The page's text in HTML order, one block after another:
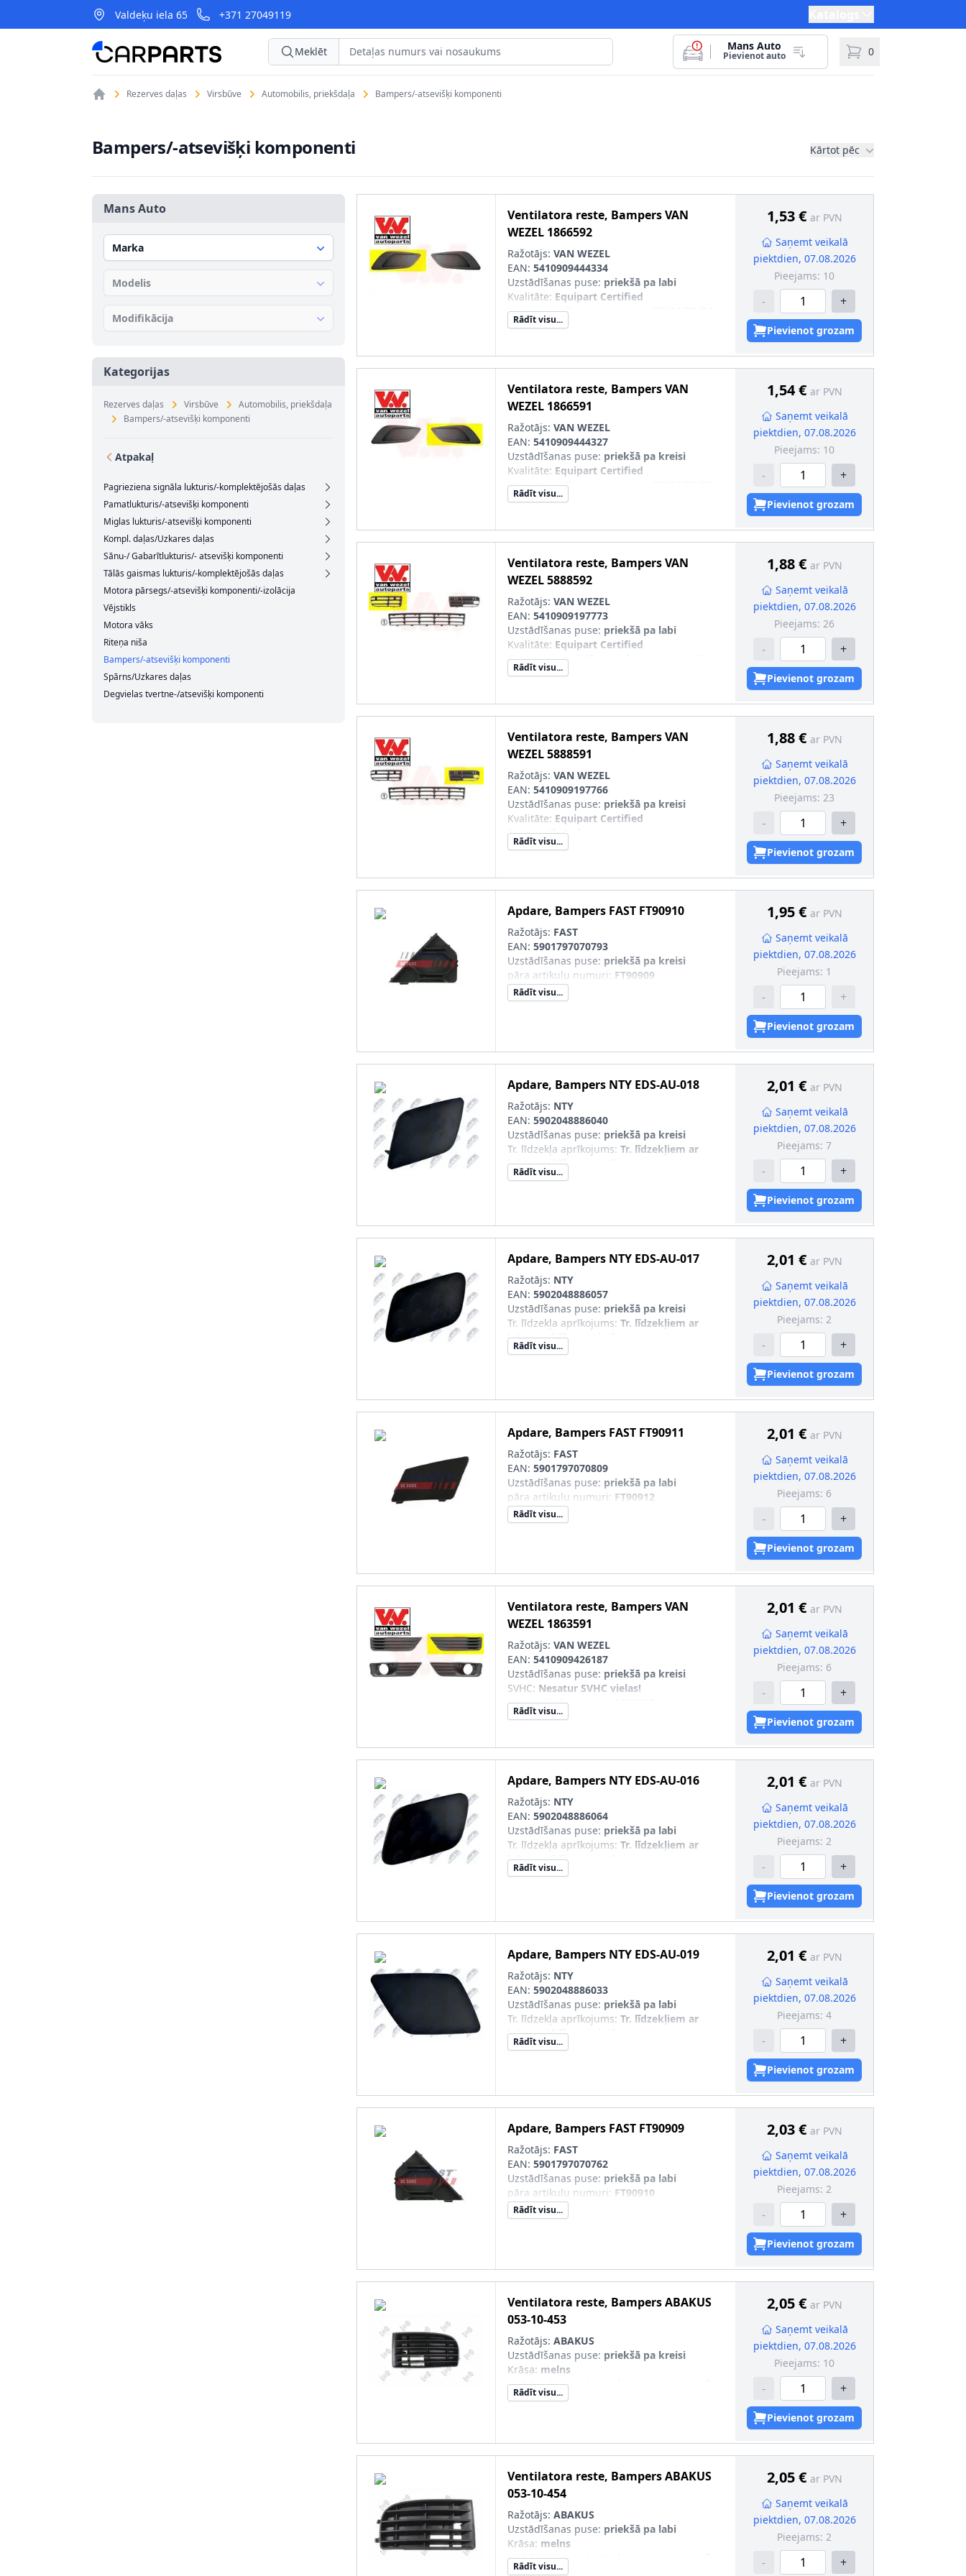
Valdeķu iela 65 +371 27049119
CarParts Meklēt Mans Auto
Pievienot auto 0
Rezerves daļas Virsbūve Automobilis, priekšdaļa Bampers/-atsevišķi komponenti
Bampers/-atsevišķi komponenti Kārtot pēc
Mans Auto
Marka
Modelis
Modifikācija
Kategorijas
Rezerves daļas Virsbūve
Automobilis, priekšdaļa
Bampers/-atsevišķi komponenti
Atpakaļ
Pagrieziena signāla lukturis/-komplektējošās daļas
Pamatlukturis/-atsevišķi komponenti
Miglas lukturis/-atsevišķi komponenti
Kompl. daļas/Uzkares daļas
Sānu-/ Gabarītlukturis/- atsevišķi komponenti
Tālās gaismas lukturis/-komplektējošās daļas
Motora pārsegs/-atsevišķi komponenti/-izolācija
Vējstikls
Motora vāks
Riteņa niša
Bampers/-atsevišķi komponenti
Spārns/Uzkares daļas
Degvielas tvertne-/atsevišķi komponenti
Ventilatora reste, BampersVAN
WEZEL 1866592
Ražotājs: VAN WEZEL
EAN: 5410909444334
Uzstādīšanas puse: priekšā pa labi
Kvalitāte: Equipart Certified
izņemot aprīkojuma variantu
Garantija:ar pielāgotas formas garantiju
pāra artikulu numuri:1866591
Rādīt visu...
1,53 € ar PVN
Saņemt veikalā
piektdien, 07.08.2026
Pieejams: 10
- +
Pievienot grozam
Ventilatora reste, BampersVAN
WEZEL 1866591
Ražotājs: VAN WEZEL
EAN: 5410909444327
Uzstādīšanas puse: priekšā pa kreisi
Kvalitāte: Equipart Certified
izņemot aprīkojuma variantu
Garantija:ar pielāgotas formas garantiju
pāra artikulu numuri:1866592
Rādīt visu...
1,54 € ar PVN
Saņemt veikalā
piektdien, 07.08.2026
Pieejams: 10
- +
Pievienot grozam
Ventilatora reste, BampersVAN
WEZEL5888592
Ražotājs: VAN WEZEL
EAN: 5410909197773
Uzstādīšanas puse: priekšā pa labi
Kvalitāte: Equipart Certified
Garantija:ar pielāgotas formas garantiju
SVHC:Nesatur SVHC vielas!
Rādīt visu...
1,88 € ar PVN
Saņemt veikalā
piektdien, 07.08.2026
Pieejams: 26
- +
Pievienot grozam
Ventilatora reste, BampersVAN
WEZEL5888591
Ražotājs: VAN WEZEL
EAN: 5410909197766
Uzstādīšanas puse: priekšā pa kreisi
Kvalitāte: Equipart Certified
Forma:slēgta forma
Garantija:ar pielāgotas formas garantiju
pāra artikulu numuri:5888592
Rādīt visu...
1,88 € ar PVN
Saņemt veikalā
piektdien, 07.08.2026
Pieejams: 23
- +
Pievienot grozam
Apdare, Bampers FAST FT90910
Ražotājs: FAST
EAN: 5901797070793
Uzstādīšanas puse: priekšā pa kreisi
pāra artikulu numuri: FT90909
Rādīt visu...
1,95 € ar PVN
Saņemt veikalā
piektdien, 07.08.2026
Pieejams: 1
- +
Pievienot grozam
Apdare, Bampers NTY EDS-AU-018
Ražotājs: NTY
EAN: 5902048886040
Uzstādīšanas puse: priekšā pa kreisi
Tr. līdzekļa aprīkojums: Tr. līdzekļiem ar
lukturu tīrīšanas sistēmu
pāra artikulu numuri
Rādīt visu...
2,01 € ar PVN
Saņemt veikalā
piektdien, 07.08.2026
Pieejams: 7
- +
Pievienot grozam
Apdare, Bampers NTY EDS-AU-017
Ražotājs: NTY
EAN: 5902048886057
Uzstādīšanas puse: priekšā pa kreisi
Tr. līdzekļa aprīkojums: Tr. līdzekļiem ar
lukturu tīrīšanas sistēmu
pāra artikulu numuri
Rādīt visu...
2,01 € ar PVN
Saņemt veikalā
piektdien, 07.08.2026
Pieejams: 2
- +
Pievienot grozam
Apdare, Bampers FAST FT90911
Ražotājs: FAST
EAN: 5901797070809
Uzstādīšanas puse: priekšā pa labi
pāra artikulu numuri: FT90912
Rādīt visu...
2,01 € ar PVN
Saņemt veikalā
piektdien, 07.08.2026
Pieejams: 6
- +
Pievienot grozam
Ventilatora reste, BampersVAN
WEZEL 1863591
Ražotājs: VAN WEZEL
EAN: 5410909426187
Uzstādīšanas puse: priekšā pa kreisi
SVHC: Nesatur SVHC vielas!
pāra artikulu numuri
Rādīt visu...
2,01 € ar PVN
Saņemt veikalā
piektdien, 07.08.2026
Pieejams: 6
- +
Pievienot grozam
Apdare, Bampers NTY EDS-AU-016
Ražotājs: NTY
EAN: 5902048886064
Uzstādīšanas puse: priekšā pa labi
Tr. līdzekļa aprīkojums: Tr. līdzekļiem ar
lukturu tīrīšanas sistēmu
pāra artikulu numuri
Rādīt visu...
2,01 € ar PVN
Saņemt veikalā
piektdien, 07.08.2026
Pieejams: 2
- +
Pievienot grozam
Apdare, Bampers NTY EDS-AU-019
Ražotājs: NTY
EAN: 5902048886033
Uzstādīšanas puse: priekšā pa labi
Tr. līdzekļa aprīkojums: Tr. līdzekļiem ar
lukturu tīrīšanas sistēmu
pāra artikulu numuri
Rādīt visu...
2,01 € ar PVN
Saņemt veikalā
piektdien, 07.08.2026
Pieejams: 4
- +
Pievienot grozam
Apdare, Bampers FAST FT90909
Ražotājs: FAST
EAN: 5901797070762
Uzstādīšanas puse: priekšā pa labi
pāra artikulu numuri: FT90910
Rādīt visu...
2,03 € ar PVN
Saņemt veikalā
piektdien, 07.08.2026
Pieejams: 2
- +
Pievienot grozam
Ventilatora reste, BampersABAKUS
053-10-453
Ražotājs: ABAKUS
Uzstādīšanas puse: priekšā pa kreisi
Krāsa: melns
mehāniski apstrādāts
miglas lukturiem
Rādīt visu...
2,05 € ar PVN
Saņemt veikalā
piektdien, 07.08.2026
Pieejams: 10
- +
Pievienot grozam
Ventilatora reste, BampersABAKUS
053-10-454
Ražotājs: ABAKUS
Uzstādīšanas puse: priekšā pa labi
Krāsa: melns
mehāniski apstrādāts
miglas lukturiem
Rādīt visu...
2,05 € ar PVN
Saņemt veikalā
piektdien, 07.08.2026
Pieejams: 2
- +